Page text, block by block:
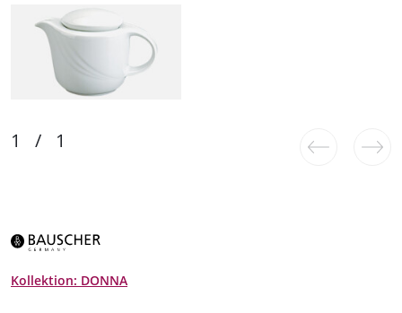
Kollektion: DONNA